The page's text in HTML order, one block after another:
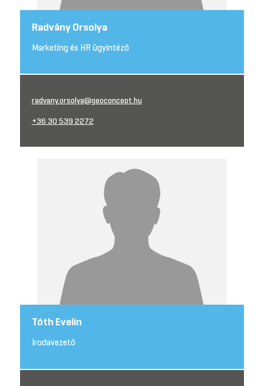
Radvány Orsolya
Marketing és HR ügyintéző
radvany.orsolya@geoconcept.hu
+36 30 539 2272
Tóth Evelin
Irodavezető